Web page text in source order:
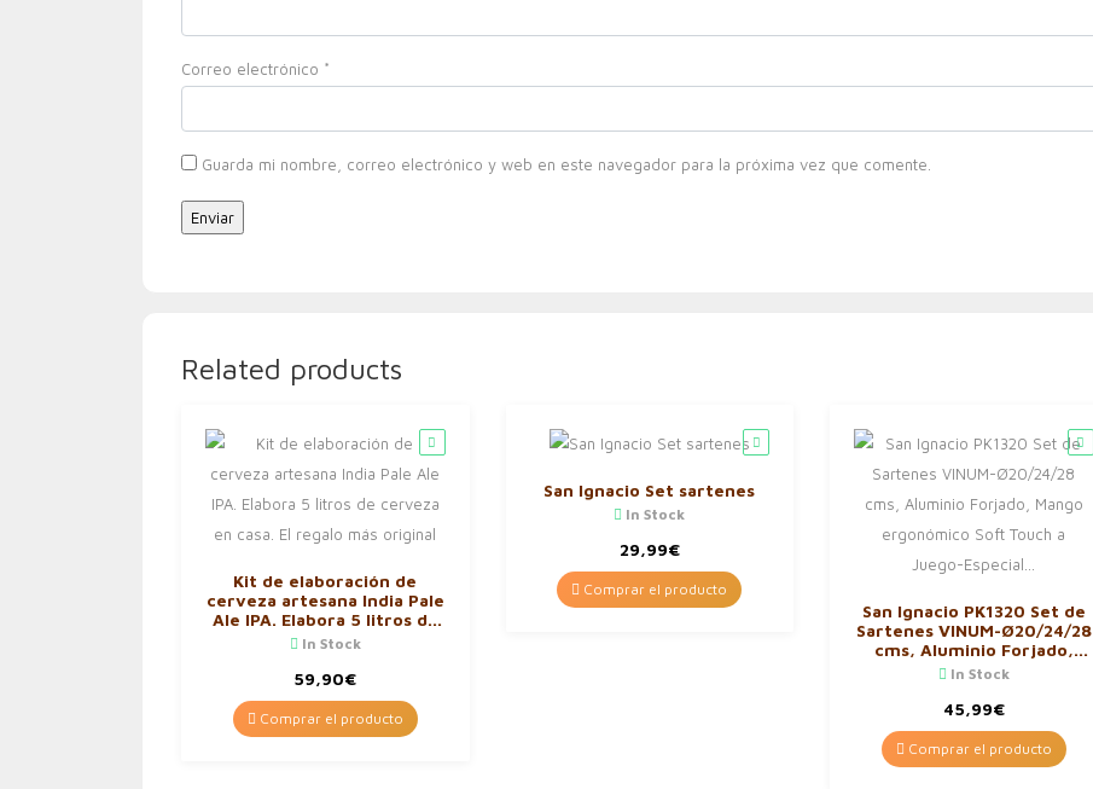
Correo electrónico *
Guarda mi nombre, correo electrónico y web en este navegador para la próxima vez que comente.
Related products
Kit de elaboración de
cerveza artesana India Pale
Ale IPA. Elabora 5 litros de
cerveza en casa. El regalo
In Stock
59,90€
Comprar el producto
San Ignacio Set sartenes
In Stock
29,99€
Comprar el producto
San Ignacio PK1320 Set de
Sartenes VINUM-Ø20/24/28
cms, Aluminio Forjado,
Mango ergonómico Soft
In Stock
45,99€
Comprar el producto